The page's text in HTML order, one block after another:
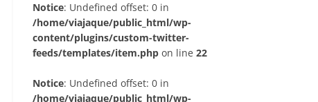
Notice: Undefined offset: 0 in
/home/viajaque/public_html/wp-
content/plugins/custom-twitter-
feeds/templates/item.php on line 22
Notice: Undefined offset: 0 in
/home/viajaque/public_html/wp-